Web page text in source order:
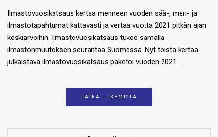
Ilmastovuosikatsaus kertaa menneen vuoden sää-, meri- ja
ilmastotapahtumat kattavasti ja vertaa vuotta 2021 pitkän ajan
keskiarvoihin. Ilmastovuosikatsaus tukee samalla
ilmastonmuutoksen seurantaa Suomessa. Nyt toista kertaa
julkaistava ilmastovuosikatsaus paketoi vuoden 2021…
JATKA LUKEMISTA